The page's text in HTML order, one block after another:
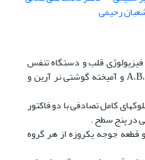
رحیمی
قلب و دستگاه تنفس
جوجه های نر سویه های تجاری A،B،C،D و آمیخته گوشتی نر آرین و
کامل تصادفی با دو فاکتور
در پنج سطح .
جوجه یکروزه از هر گروه